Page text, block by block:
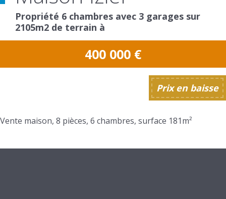
Propriété 6 chambres avec 3 garages sur
2105m2 de terrain à
400 000 €
Prix en baisse
Vente maison, 8 pièces, 6 chambres, surface 181m²